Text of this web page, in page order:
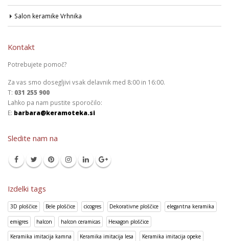
Salon keramike Vrhnika
Kontakt
Potrebujete pomoč?
Za vas smo dosegljivi vsak delavnik med 8:00 in 16:00.
T: 031 255 900
Lahko pa nam pustite sporočilo:
E: barbara@keramoteka.si
Sledite nam na
Izdelki tags
3D ploščice Bele ploščice cicogres Dekorativne ploščice elegantna keramika
emigres halcon halcon ceramicas Hexagon ploščice
Keramika imitacija kamna Keramika imitacija lesa Keramika imitacija opeke